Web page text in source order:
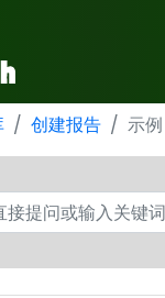
创建报告 示例